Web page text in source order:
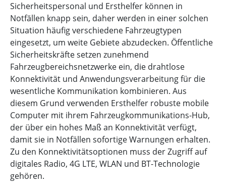
Sicherheitspersonal und Ersthelfer können in
Notfällen knapp sein, daher werden in einer solchen
Situation häufig verschiedene Fahrzeugtypen
eingesetzt, um weite Gebiete abzudecken. Öffentliche
Sicherheitskräfte setzen zunehmend
Fahrzeugbereichsnetzwerke ein, die drahtlose
Konnektivität und Anwendungsverarbeitung für die
wesentliche Kommunikation kombinieren. Aus
diesem Grund verwenden Ersthelfer robuste mobile
Computer mit ihrem Fahrzeugkommunikations-Hub,
der über ein hohes Maß an Konnektivität verfügt,
damit sie in Notfällen sofortige Warnungen erhalten.
Zu den Konnektivitätsoptionen muss der Zugriff auf
digitales Radio, 4G LTE, WLAN und BT-Technologie
gehören.